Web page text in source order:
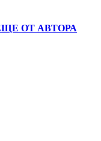
ОТ АВТОРА